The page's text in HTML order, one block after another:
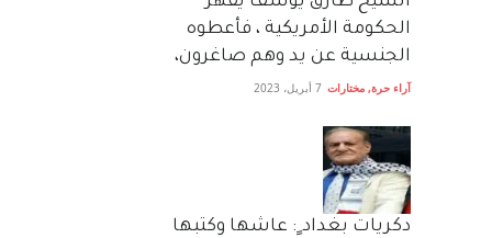
الحكومة الأمريكية ، فأعطوه
الجنسية عن يد وهم صاغرون،
آراء حرة, مختارات 7 أبريل، 2023
دكريات بغداد ٍ: عاشها وكتبها